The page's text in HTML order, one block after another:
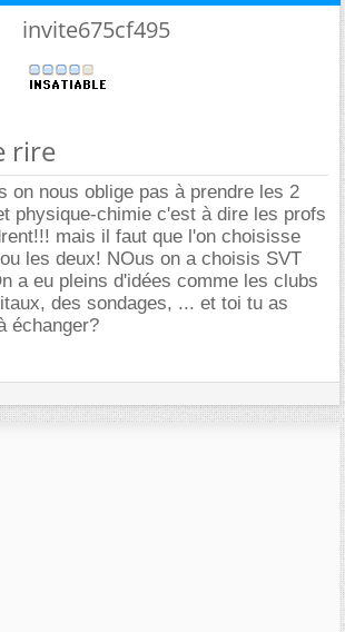
invite675cf495
rire
on nous oblige pas à prendre les 2
physique-chimie c'est à dire les profs
mais il faut que l'on choisisse
les deux! NOus on a choisis SVT
a eu pleins d'idées comme les clubs
des sondages, ... et toi tu as
échanger?